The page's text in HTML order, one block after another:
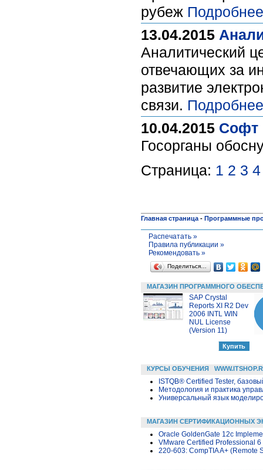
рубеж
13.04.2015
Аналитический
отвечающих за
развитие
связи.
10.04.2015 Софт
Госорганы
Страница: 1 2 3 4
Главная страница - Программные
Распечатать »
Правила публикации »
Рекомендовать »
Поделиться…
МАГАЗИН ПРОГРАММНОГО
SAP Crystal
Reports XI R2 Dev
2006 INTL WIN
NUL License
(Version 11)
КУРСЫ ОБУЧЕНИЯ
ISTQB® Certified Tester,
Методология и практика
Универсальный язык
МАГАЗИН СЕРТИФИКАЦИОННЫХ
Oracle GoldenGate 12c
VMware Certified Professional
220-603: CompTIA A+ (Remote